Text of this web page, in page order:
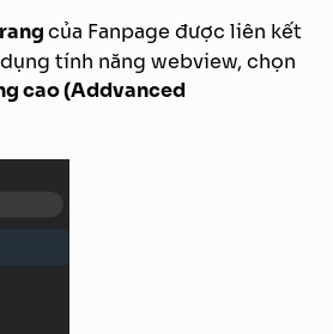
của Fanpage được liên kết
tính năng webview, chọn
cao (Addvanced